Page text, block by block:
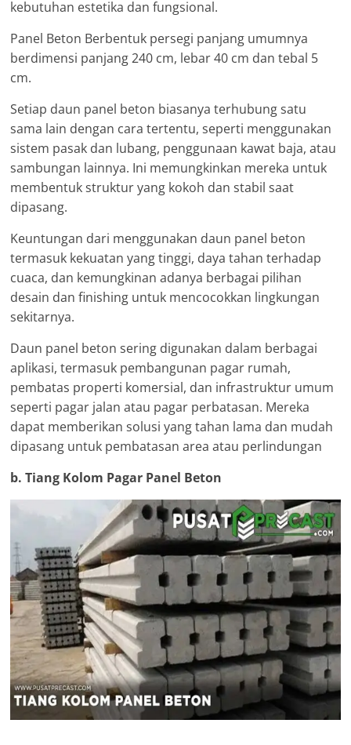
kebutuhan estetika dan fungsional.
Panel Beton Berbentuk persegi panjang umumnya
berdimensi panjang 240 cm, lebar 40 cm dan tebal 5
cm.
Setiap daun panel beton biasanya terhubung satu
sama lain dengan cara tertentu, seperti menggunakan
sistem pasak dan lubang, penggunaan kawat baja, atau
sambungan lainnya. Ini memungkinkan mereka untuk
membentuk struktur yang kokoh dan stabil saat
dipasang.
Keuntungan dari menggunakan daun panel beton
termasuk kekuatan yang tinggi, daya tahan terhadap
cuaca, dan kemungkinan adanya berbagai pilihan
desain dan finishing untuk mencocokkan lingkungan
sekitarnya.
Daun panel beton sering digunakan dalam berbagai
aplikasi, termasuk pembangunan pagar rumah,
pembatas properti komersial, dan infrastruktur umum
seperti pagar jalan atau pagar perbatasan. Mereka
dapat memberikan solusi yang tahan lama dan mudah
dipasang untuk pembatasan area atau perlindungan
b. Tiang Kolom Pagar Panel Beton